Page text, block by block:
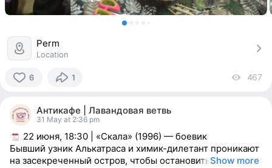
Perm
Location
6
people
reacted
1 467
Антикафе | Лавандовая ветвь
31 May at 2:36 pm
22 июня, 18:30 | «Скала» (1996) — боевик
Бывший узник Алькатраса и химик-дилетант проникают
на засекреченный остров, чтобы остановитьShow more